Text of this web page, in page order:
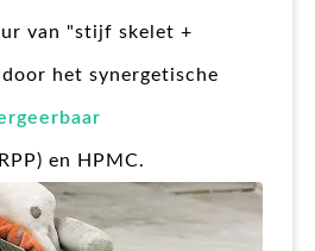
van "stijf skelet +
het synergetische
en HPMC.